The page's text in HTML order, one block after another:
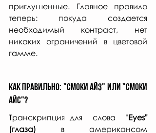
приглушенные. Главное правило
теперь: покуда создается
необходимый контраст, нет
никаких ограничений в цветовой
гамме.
Как правильно: "смоки айз" или "смоки
айс"?
Транскрипция для  слова  "Eyes"
(глаза) в американсом